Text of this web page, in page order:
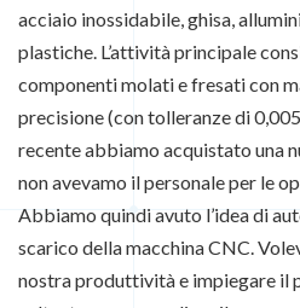
acciaio inossidabile, ghisa,
plastiche. L’attività principale
componenti molati e fresati con
precisione (con tolleranze di
recente abbiamo acquistato una
non avevamo il personale per le
Abbiamo quindi avuto l’idea di
scarico della macchina CNC.
nostra produttività e impiegare il